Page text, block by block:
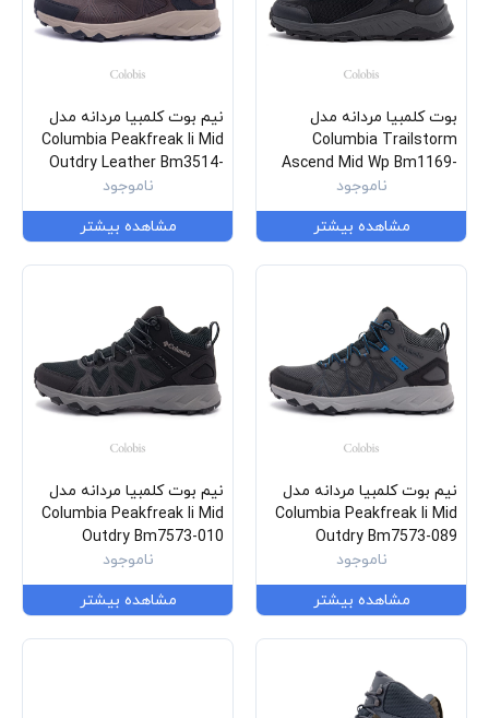
بوت کلمبیا مردانه مدل
Columbia Trailstorm
Ascend Mid Wp Bm1169-
ناموجود
مشاهده بیشتر
نیم بوت کلمبیا مردانه مدل
Columbia Peakfreak Ii Mid
Outdry Leather Bm3514-
ناموجود
مشاهده بیشتر
نیم بوت کلمبیا مردانه مدل
Columbia Peakfreak Ii Mid
Outdry Bm7573-089
ناموجود
مشاهده بیشتر
نیم بوت کلمبیا مردانه مدل
Columbia Peakfreak Ii Mid
Outdry Bm7573-010
ناموجود
مشاهده بیشتر